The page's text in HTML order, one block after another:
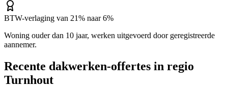
BTW-verlaging van 21% naar 6%
Woning ouder dan 10 jaar, werken uitgevoerd door geregistreerde
aannemer.
Recente dakwerken-offertes in regio
Turnhout